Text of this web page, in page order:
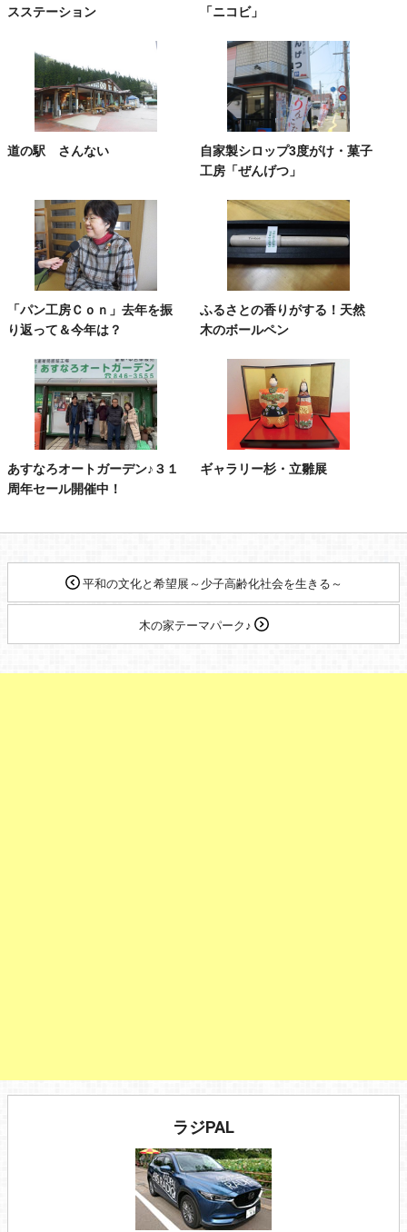
スステーション
「ニコビ」
道の駅 さんない
自家製シロップ3度がけ・菓子
工房「ぜんげつ」
「パン工房Ｃｏｎ」去年を振
り返って＆今年は？
ふるさとの香りがする！天然
木のボールペン
あすなろオートガーデン♪３１
周年セール開催中！
ギャラリー杉・立雛展
平和の文化と希望展～少子高齢化社会を生きる～
木の家テーマパーク♪
ラジPAL